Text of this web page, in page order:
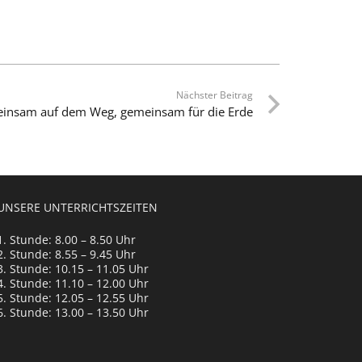
Nächster Beitrag
auf dem Weg, gemeinsam für die Erde
UNTERRICHTSZEITEN
Stunde: 8.00 – 8.50 Uhr
Stunde: 8.55 – 9.45 Uhr
Stunde: 10.15 – 11.05 Uhr
Stunde: 11.10 – 12.00 Uhr
Stunde: 12.05 – 12.55 Uhr
Stunde: 13.00 – 13.50 Uhr